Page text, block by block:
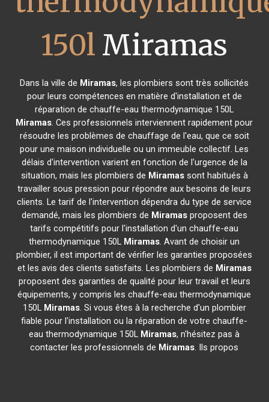
150l Miramas
Dans la ville de Miramas, les plombiers sont très sollicités
pour leurs compétences en matière d'installation et de
réparation de chauffe-eau thermodynamique 150L
Miramas. Ces professionnels interviennent rapidement pour
résoudre les problèmes de chauffage de l'eau, que ce soit
pour une maison individuelle ou un immeuble collectif. Les
délais d'intervention varient en fonction de l'urgence de la
situation, mais les plombiers de Miramassont habitués à
travailler sous pression pour répondre aux besoins de leurs
clients. Le tarif de l'intervention dépendra du type de service
demandé, mais les plombiers de Miramasproposent des
tarifs compétitifs pour l'installation d'un chauffe-eau
thermodynamique 150L Miramas. Avant de choisir un
plombier, il est important de vérifier les garanties proposées
et les avis des clients satisfaits. Les plombiers de Miramas
proposent des garanties de qualité pour leur travail et leurs
équipements, y compris les chauffe-eau thermodynamique
150L Miramas. Si vous êtes à la recherche d'un plombier
fiable pour l'installation ou la réparation de votre chauffe-
eau thermodynamique 150L Miramas, n'hésitez pas à
contacter les professionnels de Miramas. Ils propos